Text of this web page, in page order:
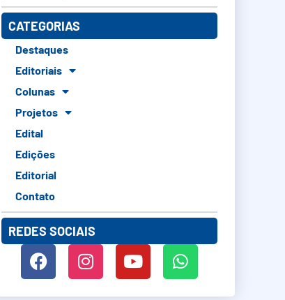
CATEGORIAS
Destaques
Editoriais
Colunas
Projetos
Edital
Edições
Editorial
Contato
REDES SOCIAIS